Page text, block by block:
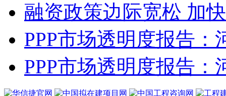
融资政策边际宽松 加
PPP市场透明度报告
PPP市场透明度报告